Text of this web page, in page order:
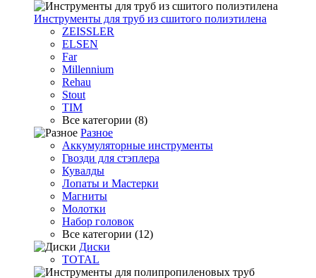
Инструменты для труб из сшитого полиэтилена
ZEISSLER
ELSEN
Far
Millennium
Rehau
Stout
TIM
Все категории (8)
Разное
Аккумуляторные инструменты
Гвозди для стэплера
Кувалды
Лопаты и Мастерки
Магниты
Молотки
Набор головок
Все категории (12)
Диски
TOTAL